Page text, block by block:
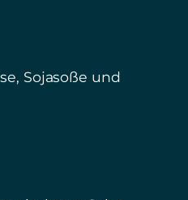
Sojasoße und